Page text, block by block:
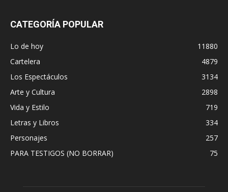
CATEGORÍA POPULAR
Lo de hoy
11880
Cartelera
4879
Los Espectáculos
3134
Arte y Cultura
2898
Vida y Estilo
719
Letras y Libros
334
Personajes
257
PARA TESTIGOS (NO BORRAR)
75